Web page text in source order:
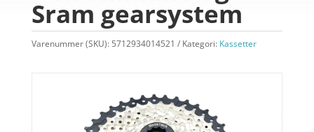
Sram gearsystem
Varenummer (SKU): 5712934014521 Kategori: Kassetter